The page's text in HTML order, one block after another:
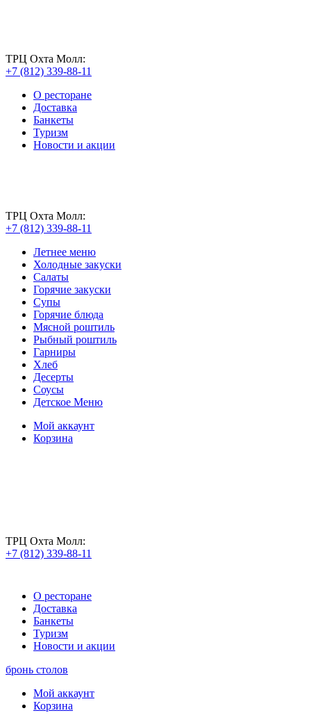
ТРЦ Охта Молл:
+7 (812) 339-88-11
О ресторане
Доставка
Банкеты
Туризм
Новости и акции
ТРЦ Охта Молл:
+7 (812) 339-88-11
Летнее меню
Холодные закуски
Салаты
Горячие закуски
Супы
Горячие блюда
Мясной роштиль
Рыбный роштиль
Гарниры
Хлеб
Десерты
Соусы
Детское Меню
Мой аккаунт
Корзина
ТРЦ Охта Молл:
+7 (812) 339-88-11
О ресторане
Доставка
Банкеты
Туризм
Новости и акции
бронь столов
Мой аккаунт
Корзина